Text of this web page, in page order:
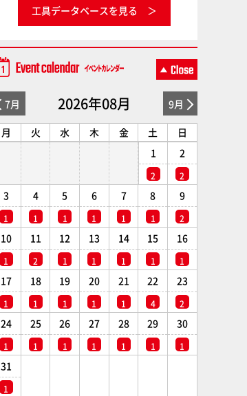
工具データベースを見る
7月 2026年08月 9月
月 火 水 木 金 土
日
1
2
2
2
3
1
4
1
5
1
6
1
7
1
8
1
9
2
10
1
11
2
12
1
13
1
14
1
15
1
16
1
17
1
18
1
19
1
20
1
21
1
22
4
23
2
24
1
25
1
26
1
27
1
28
1
29
1
30
1
31
1